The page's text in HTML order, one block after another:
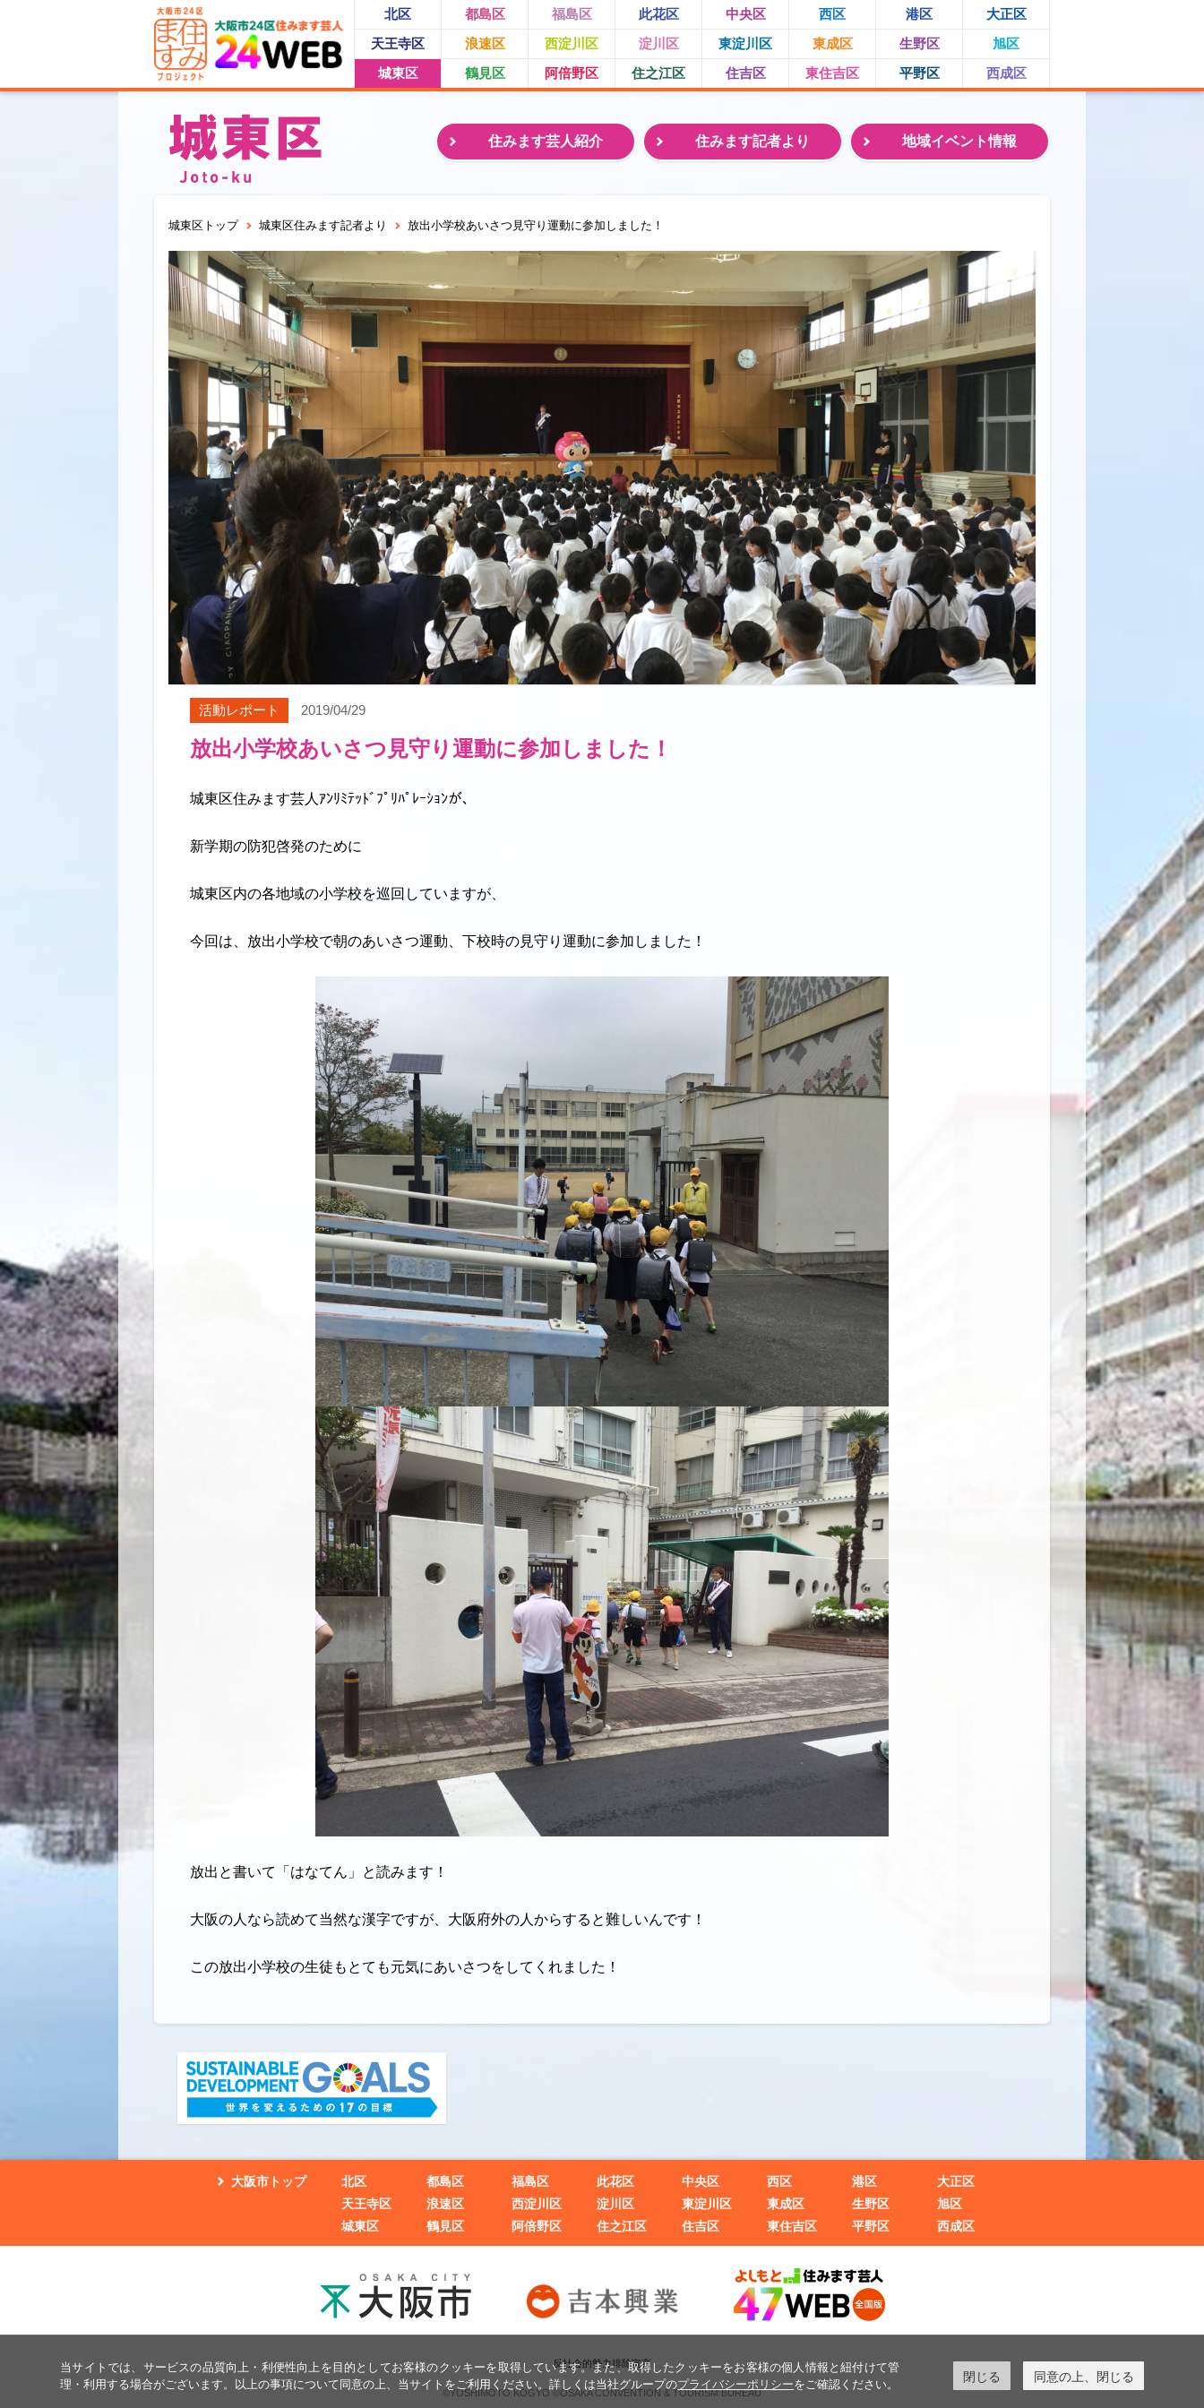
北区 都島区 福島区 此花区 中央区 西区 港区
大正区
天王寺区
浪速区 西淀川区 淀川区 東淀川区 東成区 生野区
旭区
城東区
鶴見区 阿倍野区 住之江区 住吉区 東住吉区 平野区 西成区
住みます芸人紹介 住みます記者より 地域イベント情報
城東区トップ 城東区住みます記者より 放出小学校あいさつ見守り運動に参加しました！
活動レポート 2019/04/29
放出小学校あいさつ見守り運動に参加しました！
城東区住みます芸人ｱﾝﾘﾐﾃｯﾄﾞﾌﾟﾘﾊﾟﾚｰｼｮﾝが、
新学期の防犯啓発のために
城東区内の各地域の小学校を巡回していますが、
今回は、放出小学校で朝のあいさつ運動、下校時の見守り運動に参加しました！
放出と書いて「はなてん」と読みます！
大阪の人なら読めて当然な漢字ですが、大阪府外の人からすると難しいんです！
この放出小学校の生徒もとても元気にあいさつをしてくれました！
大阪市トップ 北区 都島区 福島区 此花区 中央区 西区 港区
大正区
天王寺区
浪速区 西淀川区 淀川区 東淀川区 東成区 生野区
旭区
城東区
鶴見区 阿倍野区 住之江区 住吉区 東住吉区 平野区 西成区
反社会的勢力排除宣言
©YOSHIMOTO KOGYO©OSAKA CONVENTION & TOURISM BUREAU
当サイトでは、サービスの品質向上・利便性向上を目的としてお客様のクッキーを取得しています。また、取得したクッキーをお客様の個人情報と紐付けて管
理・利用する場合がございます。以上の事項について同意の上、当サイトをご利用ください。詳しくは当社グループのプライバシーポリシーをご確認ください。
閉じる 同意の上、閉じる